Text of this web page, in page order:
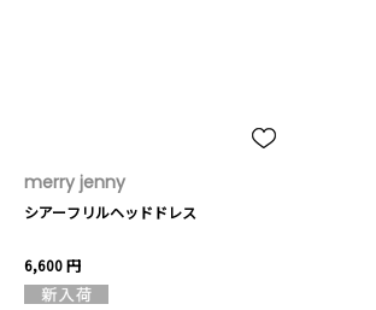
merry jenny
シアーフリルヘッドドレス
6,600 円